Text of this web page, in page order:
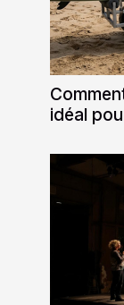
idéal